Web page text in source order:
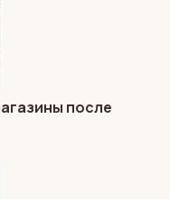
после